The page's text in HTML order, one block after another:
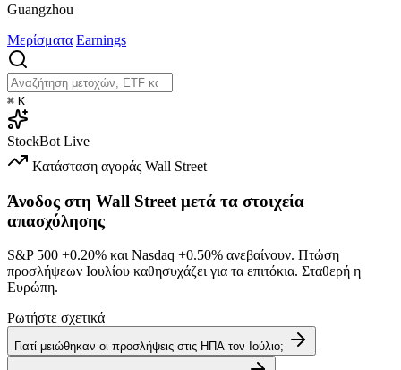
Guangzhou
Μερίσματα Earnings
⌘ K
StockBot Live
Κατάσταση αγοράς Wall Street
Άνοδος στη Wall Street μετά τα στοιχεία
απασχόλησης
S&P 500 +0.20% και Nasdaq +0.50% ανεβαίνουν. Πτώση
προσλήψεων Ιουλίου καθησυχάζει για τα επιτόκια. Σταθερή η
Ευρώπη.
Ρωτήστε σχετικά
Γιατί μειώθηκαν οι προσλήψεις στις ΗΠΑ τον Ιούλιο;